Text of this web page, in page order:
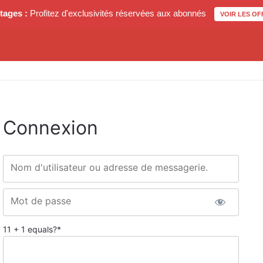
: Profitez d'exclusivités réservées aux abonnés VOIR LES
Connexion
Nom d'utilisateur ou adresse de messagerie.
Mot de passe
11 + 1 equals?*